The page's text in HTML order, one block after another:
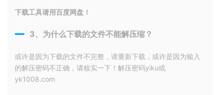
下载工具请用百度网盘！
3、为什么下载的文件不能解压缩？
或许是因为下载的文件不完整，请重新下载，或许是因为输入
的解压密码不正确，请核实一下！解压密码yiku或
yk1008.com